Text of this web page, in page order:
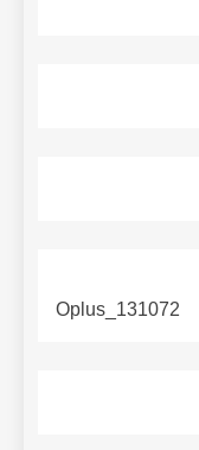
Oplus_131072